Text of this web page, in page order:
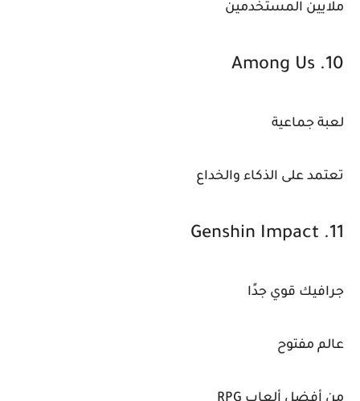
ملايين المستخدمين
10. Among Us
لعبة جماعية
تعتمد على الذكاء والخداع
11. Genshin Impact
جرافيك قوي جدًا
عالم مفتوح